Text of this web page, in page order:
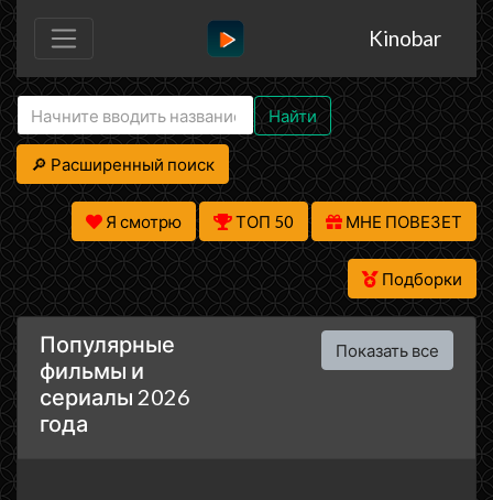
Kinobar
Найти
🔎 Расширенный поиск
Я смотрю ТОП 50 МНЕ ПОВЕЗЕТ
Подборки
Популярные
фильмы и
сериалы 2026
года
Показать все